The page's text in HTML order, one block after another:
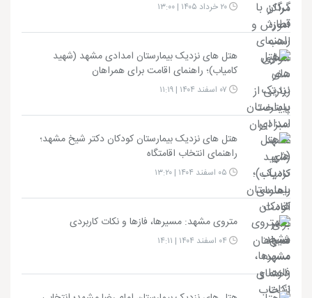
هتل های نزدیک بیمارستان امدادی مشهد (شهید
کامیاب)؛ راهنمای اقامت برای همراهان
هتل های نزدیک بیمارستان کودکان دکتر شیخ مشهد؛
راهنمای انتخاب اقامتگاه
متروی مشهد: مسیرها، فازها و نکات کاربردی